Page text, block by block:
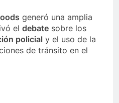
generó una amplia
el debate sobre los
policial y el uso de la
de tránsito en el